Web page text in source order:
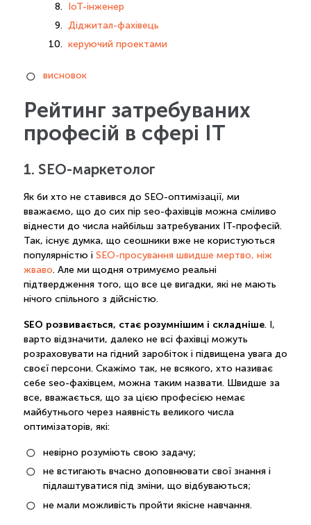
IoT-інженер
Діджитал-фахівець
керуючий проектами
висновок
Рейтинг затребуваних
професій в сфері IT
1. SEO-маркетолог
Як би хто не ставився до SEO-оптимізації, ми
вважаємо, що до сих пір seo-фахівців можна сміливо
віднести до числа найбільш затребуваних IT-професій.
Так, існує думка, що сеошники вже не користуються
популярністю і SEO-просування швидше мертво, ніж
жваво. Але ми щодня отримуємо реальні
підтвердження того, що все це вигадки, які не мають
нічого спільного з дійсністю.
SEO розвивається, стає розумнішим і складніше. І,
варто відзначити, далеко не всі фахівці можуть
розраховувати на гідний заробіток і підвищена увага до
своєї персони. Скажімо так, не всякого, хто називає
себе seo-фахівцем, можна таким назвати. Швидше за
все, вважається, що за цією професією немає
майбутнього через наявність великого числа
оптимізаторів, які:
невірно розуміють свою задачу;
не встигають вчасно доповнювати свої знання і
підлаштуватися під зміни, що відбуваються;
не мали можливість пройти якісне навчання.